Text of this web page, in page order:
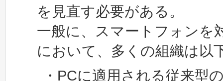
を見直す必要がある。
一般に、スマートフォンを
において、多くの組織は以
・PCに適用される従来型